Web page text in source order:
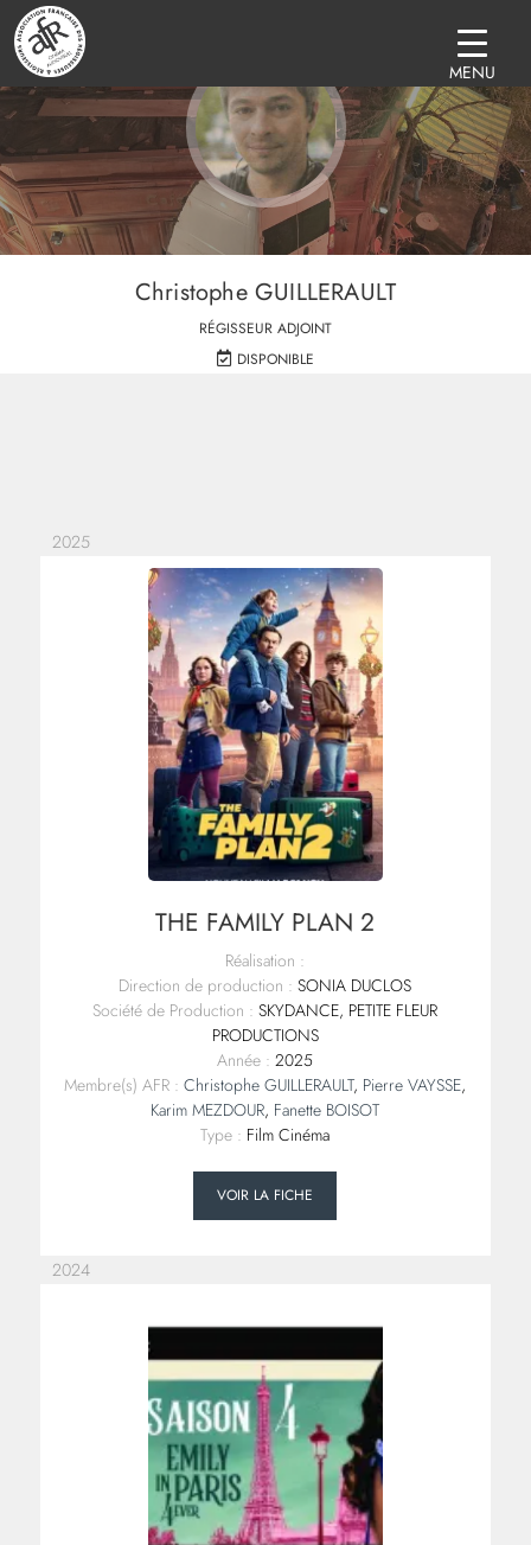
Christophe GUILLERAULT
RÉGISSEUR ADJOINT
DISPONIBLE
2025
THE FAMILY PLAN 2
Réalisation :
Direction de production : SONIA DUCLOS
Société de Production : SKYDANCE, PETITE FLEUR
PRODUCTIONS
Année : 2025
Membre(s) AFR : Christophe GUILLERAULT, Pierre VAYSSE,
Karim MEZDOUR, Fanette BOISOT
Type : Film Cinéma
VOIR LA FICHE
2024
MENU